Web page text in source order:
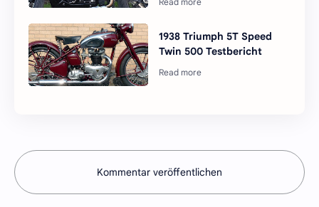
1938 Triumph 5T Speed ​​​​
Twin 500 Testbericht
Kommentar veröffentlichen